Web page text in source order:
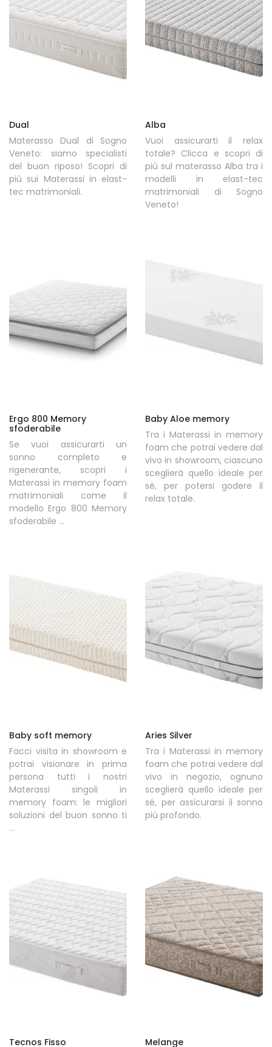
Dual
Materasso Dual di Sogno
Veneto: siamo specialisti
del buon riposo! Scopri di
più sui Materassi in elast-
tec matrimoniali.
Alba
Vuoi assicurarti il relax
totale? Clicca e scopri di
più sul materasso Alba tra i
modelli in elast-tec
matrimoniali di Sogno
Veneto!
Ergo 800 Memory
sfoderabile
Se vuoi assicurarti un
sonno completo e
rigenerante, scopri i
Materassi in memory foam
matrimoniali come il
modello Ergo 800 Memory
sfoderabile ...
Baby Aloe memory
Tra i Materassi in memory
foam che potrai vedere dal
vivo in showroom, ciascuno
sceglierà quello ideale per
sé, per potersi godere il
relax totale.
Baby soft memory
Facci visita in showroom e
potrai visionare in prima
persona tutti i nostri
Materassi singoli in
memory foam: le migliori
soluzioni del buon sonno ti
...
Aries Silver
Tra i Materassi in memory
foam che potrai vedere dal
vivo in negozio, ognuno
sceglierà quello ideale per
sé, per assicurarsi il sonno
più profondo.
Tecnos Fisso Melange